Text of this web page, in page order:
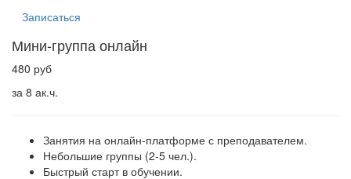
Записаться
Мини-группа онлайн
480 руб
за 8 ак.ч.
Занятия на онлайн-платформе с преподавателем.
Небольшие группы (2-5 чел.).
Быстрый старт в обучении.